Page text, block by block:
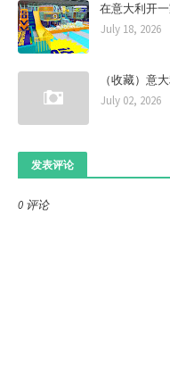
在意大利开
July 18, 2026
（收藏）意
July 02, 2026
发表评论
0 评论